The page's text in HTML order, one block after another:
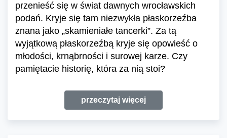
przenieść się w świat dawnych wrocławskich
podań. Kryje się tam niezwykła płaskorzeźba
znana jako „skamieniałe tancerki”. Za tą
wyjątkową płaskorzeźbą kryje się opowieść o
młodości, krnąbrności i surowej karze. Czy
pamiętacie historię, która za nią stoi?
przeczytaj więcej